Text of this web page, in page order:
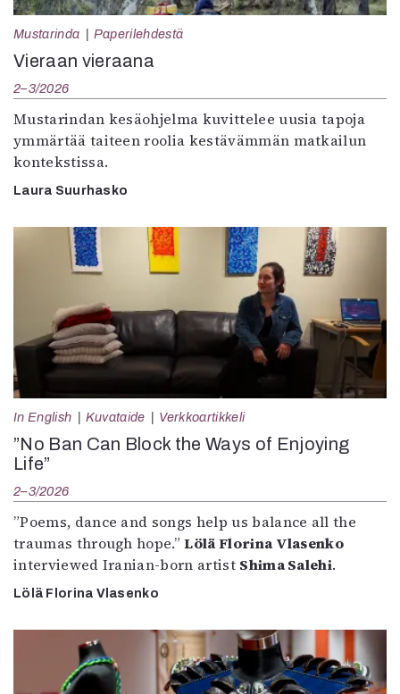
Mustarinda Paperilehdestä
Vieraan vieraana
2–3/2026
Mustarindan kesäohjelma kuvittelee uusia tapoja
ymmärtää taiteen roolia kestävämmän matkailun
kontekstissa.
Laura Suurhasko
In English Kuvataide Verkkoartikkeli
”No Ban Can Block the Ways of Enjoying
Life”
2–3/2026
”Poems, dance and songs help us balance all the
traumas through hope.”Lölä Florina Vlasenko
interviewed Iranian-born artist Shima Salehi.
Lölä Florina Vlasenko